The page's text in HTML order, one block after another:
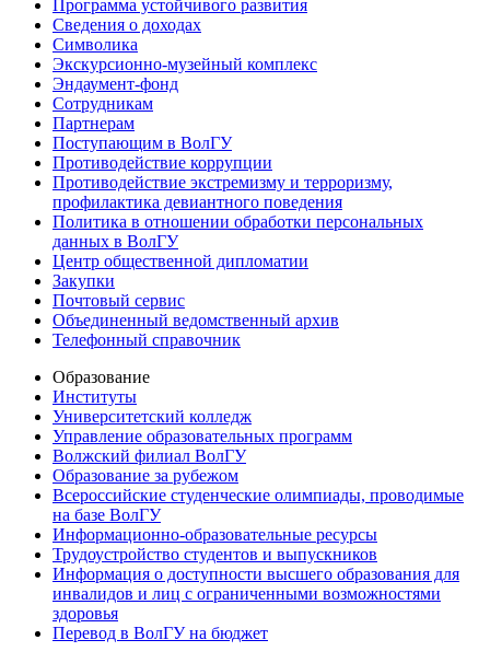
Программа устойчивого развития
Сведения о доходах
Символика
Экскурсионно-музейный комплекс
Эндаумент-фонд
Сотрудникам
Партнерам
Поступающим в ВолГУ
Противодействие коррупции
Противодействие экстремизму и терроризму,
профилактика девиантного поведения
Политика в отношении обработки персональных
данных в ВолГУ
Центр общественной дипломатии
Закупки
Почтовый сервис
Объединенный ведомственный архив
Телефонный справочник
Образование
Институты
Университетский колледж
Управление образовательных программ
Волжский филиал ВолГУ
Образование за рубежом
Всероссийские студенческие олимпиады, проводимые
на базе ВолГУ
Информационно-образовательные ресурсы
Трудоустройство студентов и выпускников
Информация о доступности высшего образования для
инвалидов и лиц с ограниченными возможностями
здоровья
Перевод в ВолГУ на бюджет